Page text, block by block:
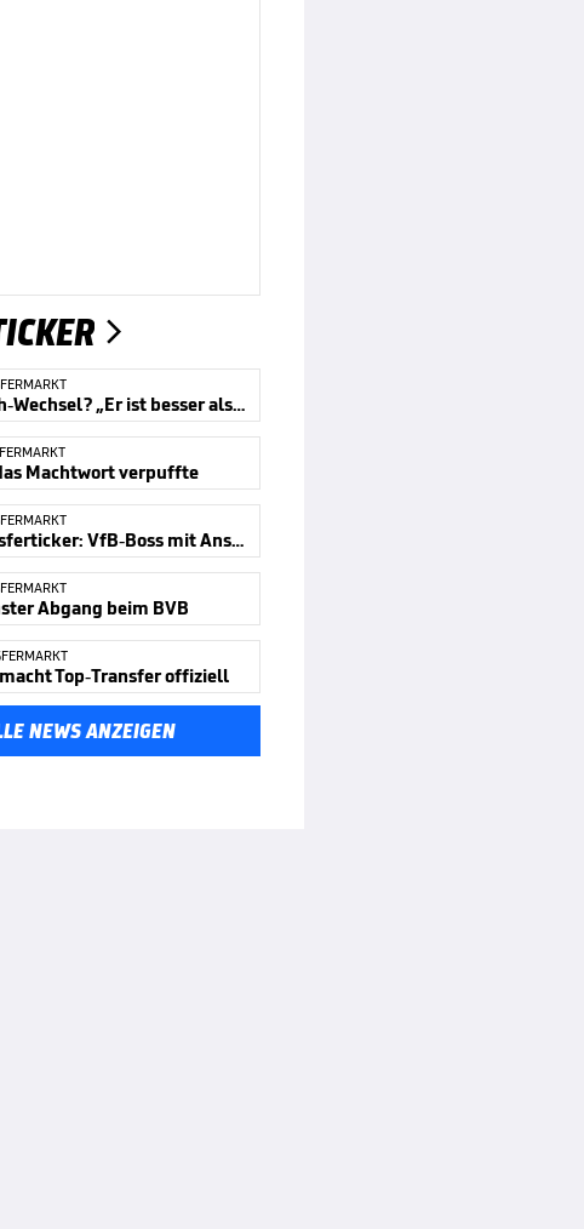

Salah-Wechsel? „Er ist besser als das“
Machtwort verpuffte
Transferticker: VfB-Boss mit Ansage
Abgang beim BVB
macht Top-Transfer offiziell
NEWS ANZEIGEN